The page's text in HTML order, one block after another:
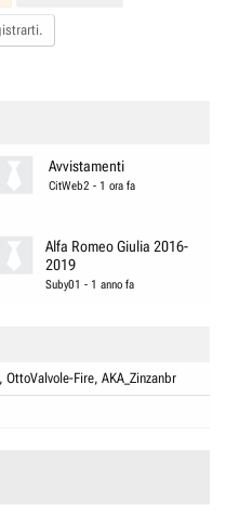
Avvistamenti
CitWeb2 - 1 ora fa
Alfa Romeo Giulia 2016-
2019
Suby01 - 1 anno fa
OttoValvole-Fire AKA_Zinzanbr